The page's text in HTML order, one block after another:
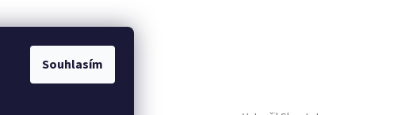
Souhlasím